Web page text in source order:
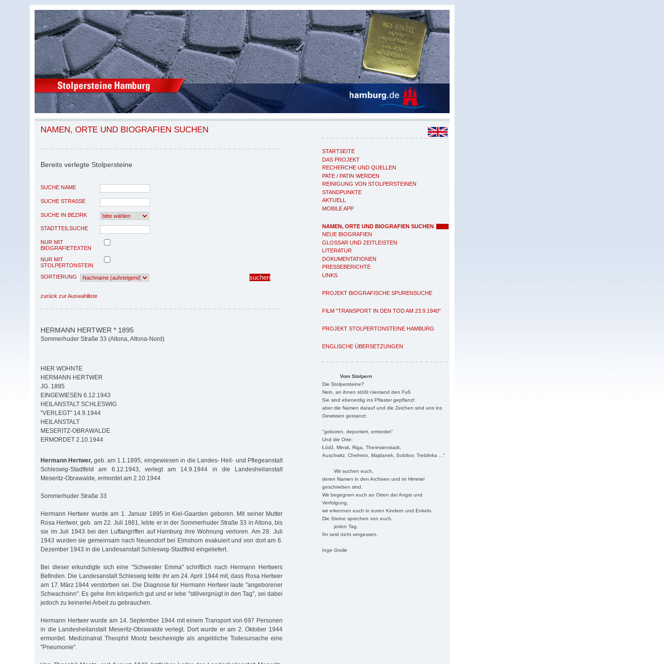
STARTSEITE
DAS PROJEKT
RECHERCHE UND QUELLEN
PATE / PATIN WERDEN
REINIGUNG VON STOLPERSTEINEN
STANDPUNKTE
AKTUELL
MOBILE APP
NAMEN, ORTE UND BIOGRAFIEN SUCHEN
NEUE BIOGRAFIEN
GLOSSAR UND ZEITLEISTEN
LITERATUR
DOKUMENTATIONEN
PRESSEBERICHTE
LINKS
PROJEKT BIOGRAFISCHE SPURENSUCHE
FILM "TRANSPORT IN DEN TOD AM 23.9.1940"
PROJEKT STOLPERTONSTEINE HAMBURG
ENGLISCHE ÜBERSETZUNGEN
Vom Stolpern
Die Stolpersteine?
Nein, an ihnen stößt niemand den Fuß
Sie sind ebenerdig ins Pflaster gepflanzt
aber die Namen darauf und die Zeichen sind uns ins
Gewissen gestanzt:
"geboren, deportiert, ermordet"
Und die Orte:
Łódź, Minsk, Riga, Theresienstadt,
Auschwitz, Chelmno, Majdanek, Sobibor, Treblinka ..."
Wir suchen euch,
deren Namen in den Archiven und im Himmel
geschrieben sind.
Wir begegnen euch an Orten der Angst und
Verfolgung,
wir erkennen euch in euren Kindern und Enkeln.
Die Steine sprechen von euch,
jeden Tag.
Ihr seid nicht vergessen.
Inge Grolle
NAMEN, ORTE UND BIOGRAFIEN SUCHEN
Bereits verlegte Stolpersteine
SUCHE NAME
SUCHE STRASSE
SUCHE IN BEZIRK
STADTTEILSUCHE
NUR MIT
BIOGRAFIETEXTEN
NUR MIT
STOLPERTONSTEIN
SORTIERUNG
zurück zur Auswahlliste
HERMANN HERTWER * 1895
Sommerhuder Straße 33 (Altona, Altona-Nord)
HIER WOHNTE
HERMANN HERTWER
JG. 1895
EINGEWIESEN 6.12.1943
HEILANSTALT SCHLESWIG
"VERLEGT" 14.9.1944
HEILANSTALT
MESERITZ-OBRAWALDE
ERMORDET 2.10.1944
Hermann Hertwer, geb. am 1.1.1895, eingewiesen in die Landes- Heil- und Pflegeanstalt
Schleswig-Stadtfeld am 6.12.1943, verlegt am 14.9.1944 in die Landesheilanstalt
Meseritz-Obrawalde, ermordet am 2.10.1944
Sommerhuder Straße 33
Hermann Hertwer wurde am 1. Januar 1895 in Kiel-Gaarden geboren. Mit seiner Mutter
Rosa Hertwer, geb. am 22. Juli 1861, lebte er in der Sommerhuder Straße 33 in Altona, bis
sie im Juli 1943 bei den Luftangriffen auf Hamburg ihre Wohnung verloren. Am 28. Juli
1943 wurden sie gemeinsam nach Neuendorf bei Elmshorn evakuiert und von dort am 6.
Dezember 1943 in die Landesanstalt Schleswig-Stadtfeld eingeliefert.
Bei dieser erkundigte sich eine "Schwester Emma" schriftlich nach Hermann Hertwers
Befinden. Die Landesanstalt Schleswig teilte ihr am 24. April 1944 mit, dass Rosa Hertwer
am 17. März 1944 verstorben sei. Die Diagnose für Hermann Hertwer laute "angeborener
Schwachsinn". Es gehe ihm körperlich gut und er lebe "stillvergnügt in den Tag", sei dabei
jedoch zu keinerlei Arbeit zu gebrauchen.
Hermann Hertwer wurde am 14. September 1944 mit einem Transport von 697 Personen
in die Landesheilanstalt Meseritz-Obrawalde verlegt. Dort wurde er am 2. Oktober 1944
ermordet. Medizinalrat Theophil Mootz bescheinigte als angebliche Todesursache eine
"Pneumonie".